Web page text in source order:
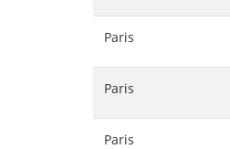
Paris
Paris
Paris